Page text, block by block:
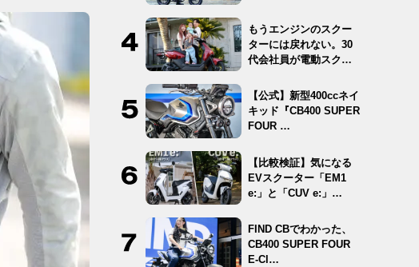
もうエンジンのスクー
ターには戻れない。30
代会社員が電動スクー
【公式】新型400ccネイ
キッド『CB400 SUPER
FOUR …
【比較検証】気になる
EVスクーター「EM1
e:」と「CUV e:」…
FIND CBでわかった、
CB400 SUPER FOUR
E-Cl…